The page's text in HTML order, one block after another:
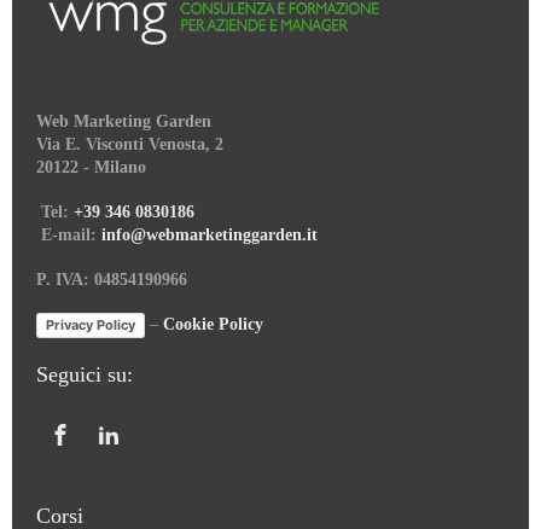
Web Marketing Garden
Via E. Visconti Venosta, 2
20122 - Milano
Tel: +39 346 0830186
E-mail: info@webmarketinggarden.it
P. IVA: 04854190966
Privacy Policy – Cookie Policy
Seguici su:
Corsi